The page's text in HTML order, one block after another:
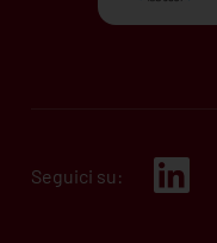
Seguici su: